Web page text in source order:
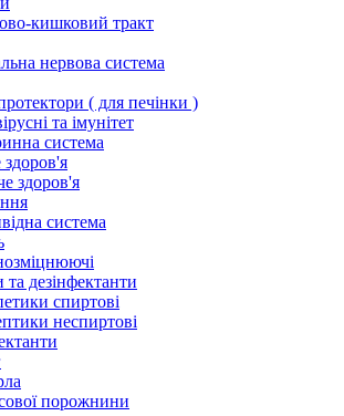
кишковий тракт
нервова система
( для печінки )
та імунітет
система
здоров'я
система
дезінфектанти
спиртові
неспиртові
порожнини